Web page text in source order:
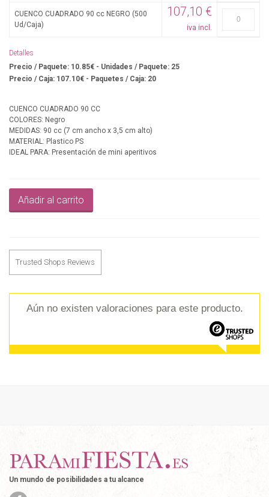
CUENCO CUADRADO 90 cc NEGRO (500
Ud/Caja)
107,10 €
iva incl.
Detalles
Precio / Paquete: 10.85€ - Unidades / Paquete: 25
Precio / Caja: 107.10€ - Paquetes / Caja: 20
CUENCO CUADRADO 90 CC
COLORES: Negro
MEDIDAS: 90 cc (7 cm ancho x 3,5 cm alto)
MATERIAL: Plastico PS
IDEAL PARA: Presentación de mini aperitivos
Añadir al carrito
Trusted Shops Reviews
Aún no existen valoraciones para este producto.
Un mundo de posibilidades a tu alcance